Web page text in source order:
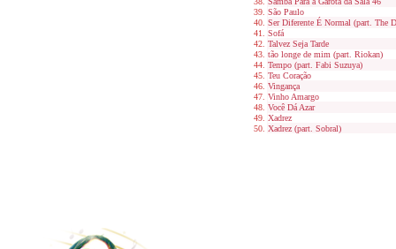
São Paulo
Ser Diferente É Normal (part. The
Sofá
Talvez Seja Tarde
tão longe de mim (part. Riokan)
Tempo (part. Fabi Suzuya)
Teu Coração
Vingança
Vinho Amargo
Você Dá Azar
Xadrez
Xadrez (part. Sobral)